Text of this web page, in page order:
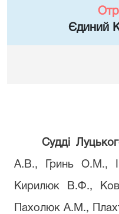
Єдиний
Судді
А.В., Гринь О.М.,
Кирилюк В.Ф.,
Пахолюк А.М.,